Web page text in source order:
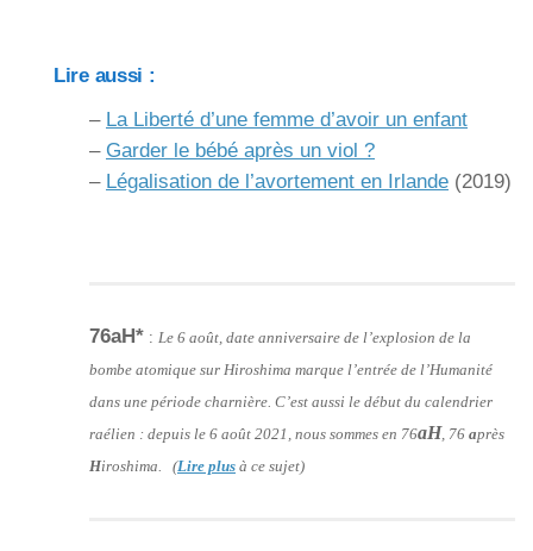
Lire aussi :
– La Liberté d’une femme d’avoir un enfant
– Garder le bébé après un viol ?
– Légalisation de l’avortement en Irlande (2019)
76aH* : Le 6 août, date anniversaire de l’explosion de la
bombe atomique sur Hiroshima marque l’entrée de l’Humanité
dans une période charnière. C’est aussi le début du calendrier
raélien : depuis le 6 août 2021, nous sommes en 76aH, 76 après
Hiroshima. (Lire plus à ce sujet)